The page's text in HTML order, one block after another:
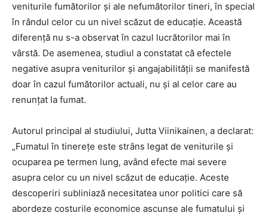
veniturile fumătorilor și ale nefumătorilor tineri, în special
în rândul celor cu un nivel scăzut de educație. Această
diferență nu s-a observat în cazul lucrătorilor mai în
vârstă. De asemenea, studiul a constatat că efectele
negative asupra veniturilor și angajabilității se manifestă
doar în cazul fumătorilor actuali, nu și al celor care au
renunțat la fumat.
Autorul principal al studiului, Jutta Viinikainen, a declarat:
„Fumatul în tinerețe este strâns legat de veniturile și
ocuparea pe termen lung, având efecte mai severe
asupra celor cu un nivel scăzut de educație. Aceste
descoperiri subliniază necesitatea unor politici care să
abordeze costurile economice ascunse ale fumatului și